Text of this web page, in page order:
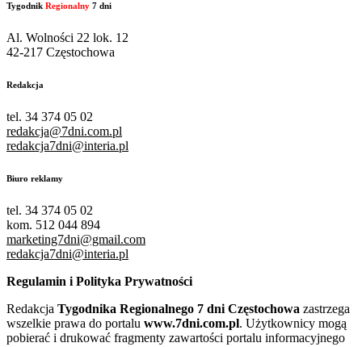
Tygodnik Regionalny 7 dni
Al. Wolności 22 lok. 12
42-217 Częstochowa
Redakcja
tel. 34 374 05 02
redakcja@7dni.com.pl
redakcja7dni@interia.pl
Biuro reklamy
tel. 34 374 05 02
kom. 512 044 894
marketing7dni@gmail.com
redakcja7dni@interia.pl
Regulamin i Polityka Prywatności
Redakcja Tygodnika Regionalnego 7 dni Częstochowa zastrzega
wszelkie prawa do portalu www.7dni.com.pl. Użytkownicy mogą
pobierać i drukować fragmenty zawartości portalu informacyjnego